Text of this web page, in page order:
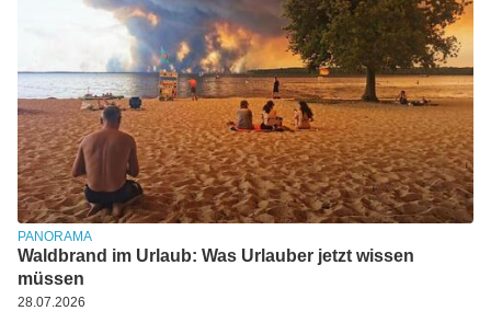
PANORAMA
Waldbrand im Urlaub: Was Urlauber jetzt wissen
müssen
28.07.2026